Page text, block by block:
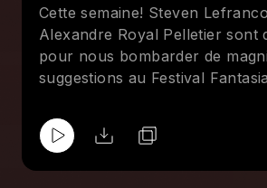
Cette semaine! Steven
Alexandre Royal Pelletier sont
pour nous bombarder de
suggestions au Festival
Vigilante!